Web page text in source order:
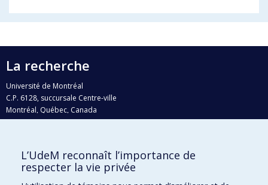
La recherche
Université de Montréal
C.P. 6128, succursale Centre-ville
Montréal, Québec, Canada
H3C 3J7
Qui fait quoi?
L’UdeM reconnaît l’importance de
respecter la vie privée